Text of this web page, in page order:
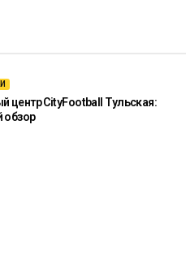
центр CityFootball Тульская:
обзор